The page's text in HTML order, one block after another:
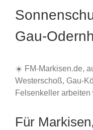
Gau-
☀️ FM-Markisen.de,
Westerschoß, Gau-
Felsenkeller arbeiten
Für